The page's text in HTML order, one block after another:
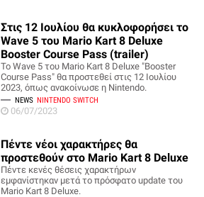
Στις 12 Ιουλίου θα κυκλοφορήσει το
Wave 5 του Mario Kart 8 Deluxe
Booster Course Pass (trailer)
Το Wave 5 του Mario Kart 8 Deluxe "Booster
Course Pass" θα προστεθεί στις 12 Ιουλίου
2023, όπως ανακοίνωσε η Nintendo.
NEWS NINTENDO SWITCH
06/07/2023
Πέντε νέοι χαρακτήρες θα
προστεθούν στο Mario Kart 8 Deluxe
Πέντε κενές θέσεις χαρακτήρων
εμφανίστηκαν μετά το πρόσφατο update του
Mario Kart 8 Deluxe.